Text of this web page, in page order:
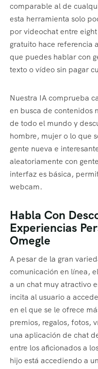
comparable al de
esta herramienta solo
por videochat entre
gratuito hace referencia
que puedes hablar con
texto o vídeo sin pagar
Nuestra IA comprueba
en busca de contenidos
de todo el mundo y
hombre, mujer o lo que
gente nueva e
aleatoriamente con
interfaz es básica,
webcam.
Habla Con
Experiencias
Omegle
A pesar de la gran
comunicación en línea,
a un chat muy atractivo
incita al usuario a
en el que se le ofrece
premios, regalos, fotos,
una aplicación de chat
entre los aficionados a
hijo está accediendo a